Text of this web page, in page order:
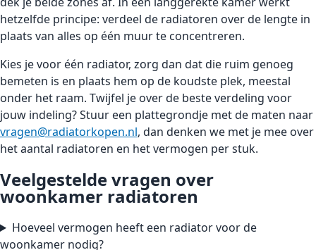
hetzelfde principe: verdeel de radiatoren over de lengte in
plaats van alles op één muur te concentreren.
Kies je voor één radiator, zorg dan dat die ruim genoeg
bemeten is en plaats hem op de koudste plek, meestal
onder het raam. Twijfel je over de beste verdeling voor
jouw indeling? Stuur een plattegrondje met de maten naar
vragen@radiatorkopen.nl, dan denken we met je mee over
het aantal radiatoren en het vermogen per stuk.
Veelgestelde vragen over
woonkamer radiatoren
Hoeveel vermogen heeft een radiator voor de
woonkamer nodig?